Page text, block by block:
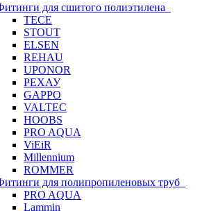
для сшитого полиэтилена
TECE
STOUT
ELSEN
REHAU
UPONOR
РЕХАУ
GAPPO
VALTEC
HOOBS
PRO AQUA
ViEiR
Millennium
ROMMER
для полипропиленовых труб
PRO AQUA
Lammin